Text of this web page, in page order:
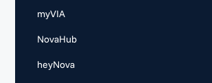
myVIA
NovaHub
heyNova